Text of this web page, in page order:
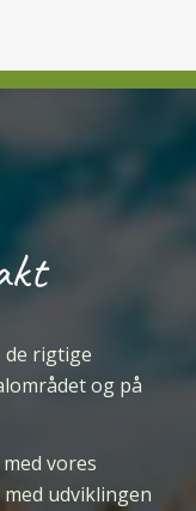
de rigtige
og på
vores
udviklingen